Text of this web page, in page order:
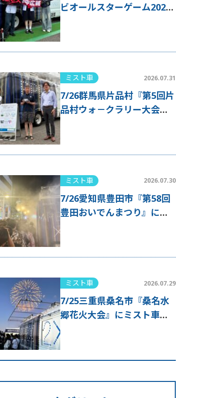
ビオールスターゲーム2026
ミスト車 2026.07.31
7/26群馬県片品村『第5回片
品村ウォ－クラリー大会』
ミスト車 2026.07.30
7/26愛知県豊田市『第58回
豊田おいでんまつり』にミ
ミスト車 2026.07.29
7/25三重県桑名市『桑名水
郷花火大会』にミスト車が